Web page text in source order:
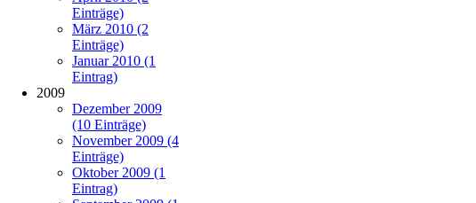
Einträge)
März 2010 (2
Einträge)
Januar 2010 (1
Eintrag)
2009
Dezember 2009
(10 Einträge)
November 2009 (4
Einträge)
Oktober 2009 (1
Eintrag)